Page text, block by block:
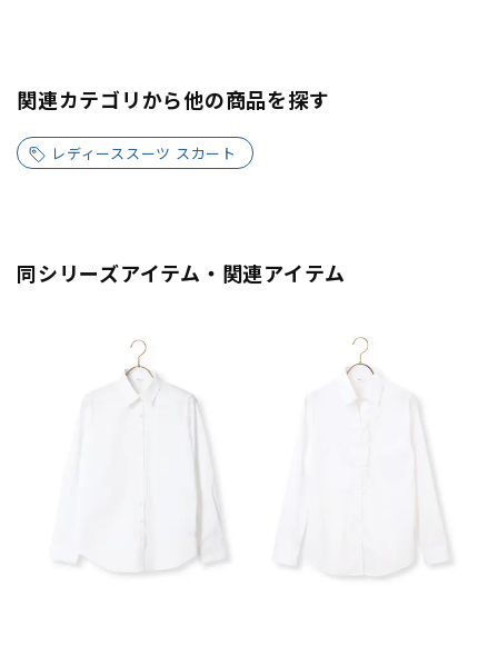
関連カテゴリから他の商品を探す
レディーススーツ スカート
同シリーズアイテム・関連アイテム